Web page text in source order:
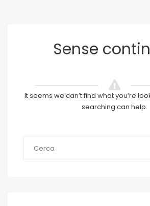
Sense
It seems we can’t find what you’re
searching can help.